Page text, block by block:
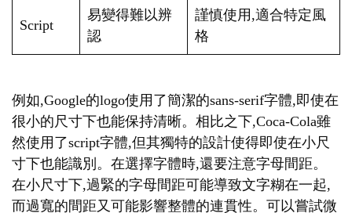
Script
易變得難以辨
認
謹慎使用,適合特定風
格
例如,Google的logo使用了簡潔的sans-serif字體,即使在
很小的尺寸下也能保持清晰。相比之下,Coca-Cola雖
然使用了script字體,但其獨特的設計使得即使在小尺
寸下也能識別。在選擇字體時,還要注意字母間距。
在小尺寸下,過緊的字母間距可能導致文字糊在一起,
而過寬的間距又可能影響整體的連貫性。可以嘗試微